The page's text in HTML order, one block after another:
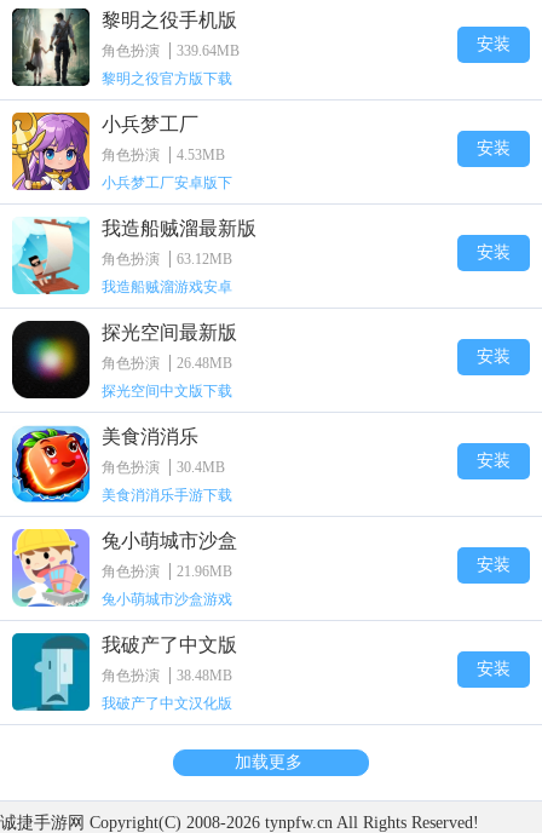
黎明之役手机版
角色扮演
339.64MB
黎明之役官方版下载
安装
小兵梦工厂
角色扮演
4.53MB
小兵梦工厂安卓版下
安装
我造船贼溜最新版
角色扮演
63.12MB
我造船贼溜游戏安卓
安装
探光空间最新版
角色扮演
26.48MB
探光空间中文版下载
安装
美食消消乐
角色扮演
30.4MB
美食消消乐手游下载
安装
兔小萌城市沙盒
角色扮演
21.96MB
兔小萌城市沙盒游戏
安装
我破产了中文版
角色扮演
38.48MB
我破产了中文汉化版
安装
加载更多
诚捷手游网 Copyright(C) 2008-2026 tynpfw.cn All Rights Reserved!